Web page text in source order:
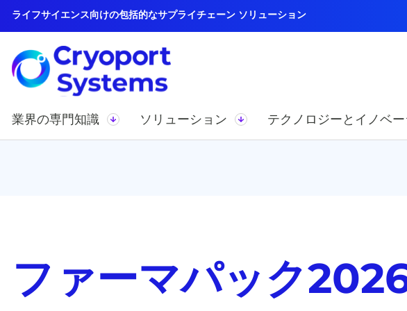
ライフサイエンス向けの包括的なサプライチェーン ソリューション
業界の専門知識 ソリューション テクノロジーとイノベ
ファーマパック